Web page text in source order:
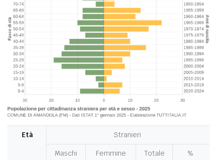
Età Stranieri
Maschi Femmine Totale
%